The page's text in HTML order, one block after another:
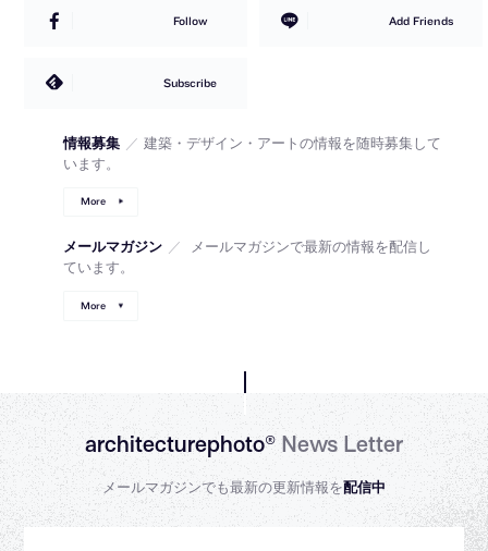
Follow Add Friends
Subscribe
情報募集 ／ 建築・デザイン・アートの情報を随時募集して
います。
More
メールマガジン ／
メールマガジンで最新の情報を配信し
ています。
More
architecturephoto®News Letter
メールマガジンでも最新の更新情報を配信中